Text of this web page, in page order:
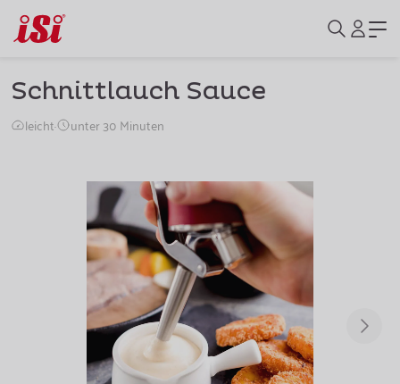
Schnittlauch Sauce
leicht· unter 30 Minuten